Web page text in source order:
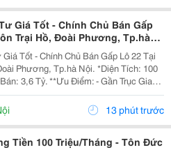
Giá Tốt - Chính Chủ Bán Gấp
Trại Hồ, Đoài Phương, Tp.hà
Tốt - Chính Chủ Bán Gấp Lô 22 Tại
Tp.hà Nội. *Diện Tích: 100
3,6 Tỷ. **Ưu Điểm: - Gần Trục Giao
- Chỉ 500M Ra Quốc Lộ 21A ↠ Di
Về Trung Tâm Và Các...
13 phút trước
Tiền 100 Triệu/Tháng - Tôn Đức